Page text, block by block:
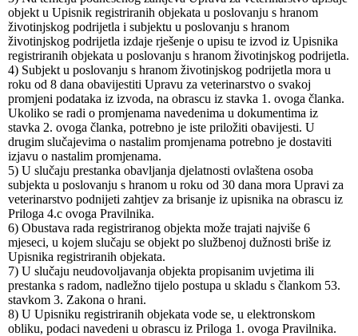
objekt u Upisnik registriranih objekata u poslovanju s hranom
životinjskog podrijetla i subjektu u poslovanju s hranom
životinjskog podrijetla izdaje rješenje o upisu te izvod iz Upisnika
registriranih objekata u poslovanju s hranom životinjskog podrijetla.
4) Subjekt u poslovanju s hranom životinjskog podrijetla mora u
roku od 8 dana obavijestiti Upravu za veterinarstvo o svakoj
promjeni podataka iz izvoda, na obrascu iz stavka 1. ovoga članka.
Ukoliko se radi o promjenama navedenima u dokumentima iz
stavka 2. ovoga članka, potrebno je iste priložiti obavijesti. U
drugim slučajevima o nastalim promjenama potrebno je dostaviti
izjavu o nastalim promjenama.
5) U slučaju prestanka obavljanja djelatnosti ovlaštena osoba
subjekta u poslovanju s hranom u roku od 30 dana mora Upravi za
veterinarstvo podnijeti zahtjev za brisanje iz upisnika na obrascu iz
Priloga 4.c ovoga Pravilnika.
6) Obustava rada registriranog objekta može trajati najviše 6
mjeseci, u kojem slučaju se objekt po službenoj dužnosti briše iz
Upisnika registriranih objekata.
7) U slučaju neudovoljavanja objekta propisanim uvjetima ili
prestanka s radom, nadležno tijelo postupa u skladu s člankom 53.
stavkom 3. Zakona o hrani.
8) U Upisniku registriranih objekata vode se, u elektronskom
obliku, podaci navedeni u obrascu iz Priloga 1. ovoga Pravilnika.